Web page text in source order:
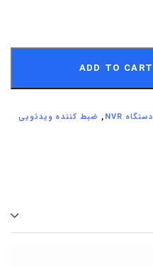
ADD TO CART
دستگاه NVR , ضبط کننده ویدئویی